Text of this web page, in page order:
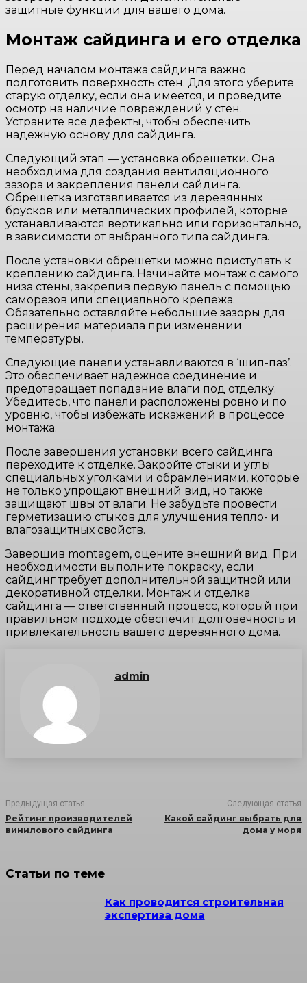
защитные функции для вашего дома.
Монтаж сайдинга и его отделка
Перед началом монтажа сайдинга важно
подготовить поверхность стен. Для этого уберите
старую отделку, если она имеется, и проведите
осмотр на наличие повреждений у стен.
Устраните все дефекты, чтобы обеспечить
надежную основу для сайдинга.
Следующий этап — установка обрешетки. Она
необходима для создания вентиляционного
зазора и закрепления панели сайдинга.
Обрешетка изготавливается из деревянных
брусков или металлических профилей, которые
устанавливаются вертикально или горизонтально,
в зависимости от выбранного типа сайдинга.
После установки обрешетки можно приступать к
креплению сайдинга. Начинайте монтаж с самого
низа стены, закрепив первую панель с помощью
саморезов или специального крепежа.
Обязательно оставляйте небольшие зазоры для
расширения материала при изменении
температуры.
Следующие панели устанавливаются в ‘шип-паз’.
Это обеспечивает надежное соединение и
предотвращает попадание влаги под отделку.
Убедитесь, что панели расположены ровно и по
уровню, чтобы избежать искажений в процессе
монтажа.
После завершения установки всего сайдинга
переходите к отделке. Закройте стыки и углы
специальных уголками и обрамлениями, которые
не только упрощают внешний вид, но также
защищают швы от влаги. Не забудьте провести
герметизацию стыков для улучшения тепло- и
влагозащитных свойств.
Завершив montagem, оцените внешний вид. При
необходимости выполните покраску, если
сайдинг требует дополнительной защитной или
декоративной отделки. Монтаж и отделка
сайдинга — ответственный процесс, который при
правильном подходе обеспечит долговечность и
привлекательность вашего деревянного дома.
admin
Предыдущая статья
Рейтинг производителей
винилового сайдинга
Следующая статья
Какой сайдинг выбрать для
дома у моря
Статьи по теме
Как проводится строительная
экспертиза дома